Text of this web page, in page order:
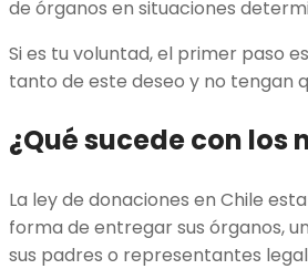
de órganos en situaciones
Si es tu voluntad, el primer paso
tanto de este deseo y no tengan
¿Qué sucede con los
La ley de donaciones en Chile
forma de entregar sus órganos,
sus padres o representantes